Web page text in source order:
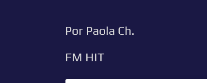
Por Paola Ch.
FM HIT